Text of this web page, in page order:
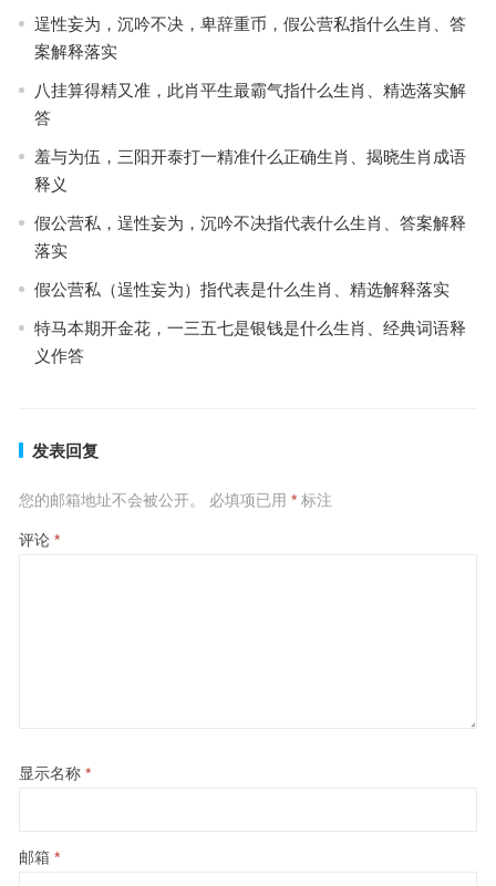
逞性妄为，沉吟不决，卑辞重币，假公营私指什么生肖、答
案解释落实
八挂算得精又准，此肖平生最霸气指什么生肖、精选落实解
答
羞与为伍，三阳开泰打一精准什么正确生肖、揭晓生肖成语
释义
假公营私，逞性妄为，沉吟不决指代表什么生肖、答案解释
落实
假公营私（逞性妄为）指代表是什么生肖、精选解释落实
特马本期开金花，一三五七是银钱是什么生肖、经典词语释
义作答
发表回复
您的邮箱地址不会被公开。 必填项已用 *标注
评论 *
显示名称 *
邮箱 *